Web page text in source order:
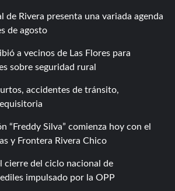
de Rivera presenta una variada agenda
de agosto
a vecinos de Las Flores para
sobre seguridad rural
accidentes de tránsito,
“Freddy Silva” comienza hoy con el
y Frontera Rivera Chico
cierre del ciclo nacional de
impulsado por la OPP